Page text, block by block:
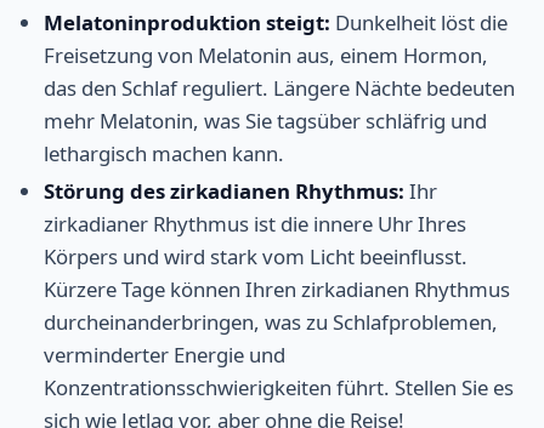
Melatoninproduktion steigt: Dunkelheit löst die
Freisetzung von Melatonin aus, einem Hormon,
das den Schlaf reguliert. Längere Nächte bedeuten
mehr Melatonin, was Sie tagsüber schläfrig und
lethargisch machen kann.
Störung des zirkadianen Rhythmus: Ihr
zirkadianer Rhythmus ist die innere Uhr Ihres
Körpers und wird stark vom Licht beeinflusst.
Kürzere Tage können Ihren zirkadianen Rhythmus
durcheinanderbringen, was zu Schlafproblemen,
verminderter Energie und
Konzentrationsschwierigkeiten führt. Stellen Sie es
sich wie Jetlag vor, aber ohne die Reise!